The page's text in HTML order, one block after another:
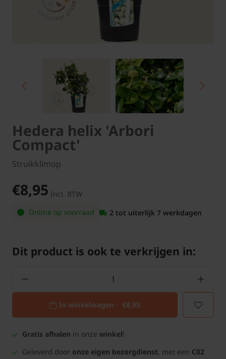
Hedera helix 'Arbori
Compact'
Struikklimop
€8,95 Incl. BTW
Online op voorraad
2 tot uiterlijk 7 werkdagen
Dit product is ook te verkrijgen in:
In winkelwagen - €8,95
Gratis afhalen in onze winkel!
Geleverd door onze eigen bezorgdienst, met een C02